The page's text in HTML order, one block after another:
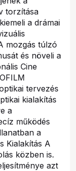
torzítása
a drámai
mozgás túlzó
és növeli a
Cine
tervezés
kialakítás
a
működés
a
Kialakítás A
közben is.
azt